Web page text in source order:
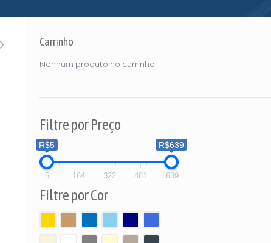
Carrinho
Nenhum produto no carrinho.
Filtre por Preço
R$5 R$639
5 164 322 481 639
Filtre por Cor